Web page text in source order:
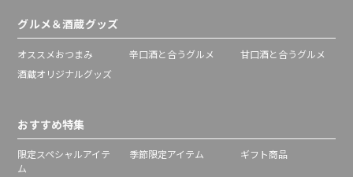
グルメ＆酒蔵グッズ
オススメおつまみ 辛口酒と合うグルメ
甘口酒と合うグルメ
酒蔵オリジナルグッズ
おすすめ特集
限定スペシャルアイテ
ム
季節限定アイテム ギフト商品